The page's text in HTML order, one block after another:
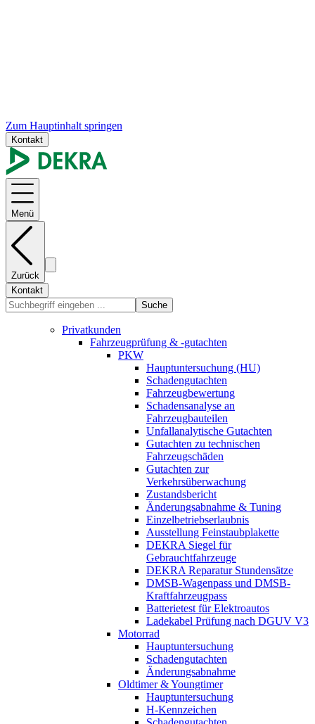
Zum Hauptinhalt springen
Kontakt
Menü
Zurück
Kontakt
Suche
Privatkunden
Fahrzeugprüfung & -gutachten
PKW
Hauptuntersuchung (HU)
Schadengutachten
Fahrzeugbewertung
Schadensanalyse an
Fahrzeugbauteilen
Unfallanalytische Gutachten
Gutachten zu technischen
Fahrzeugschäden
Gutachten zur
Verkehrsüberwachung
Zustandsbericht
Änderungsabnahme & Tuning
Einzelbetriebserlaubnis
Ausstellung Feinstaubplakette
DEKRA Siegel für
Gebrauchtfahrzeuge
DEKRA Reparatur Stundensätze
DMSB-Wagenpass und DMSB-
Kraftfahrzeugpass
Batterietest für Elektroautos
Ladekabel Prüfung nach DGUV V3
Motorrad
Hauptuntersuchung
Schadengutachten
Änderungsabnahme
Oldtimer & Youngtimer
Hauptuntersuchung
H-Kennzeichen